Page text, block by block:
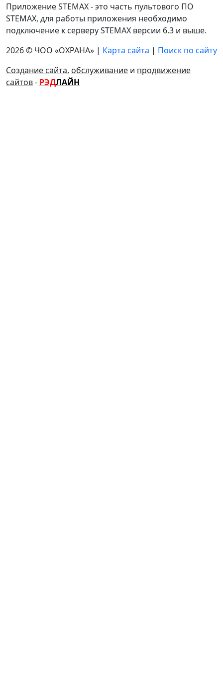
Приложение STEMAX - это часть пультового ПО
STEMAX, для работы приложения необходимо
подключение к серверу STEMAX версии 6.3 и выше.
2026 © ЧОО «ОХРАНА» | Карта сайта | Поиск по сайту
Создание сайта, обслуживание и продвижение
сайтов- РЭДЛАЙН